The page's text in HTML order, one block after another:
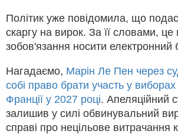
Політик уже повідомила, що
скаргу на вирок. За її словами, це
зобов'язання носити електронний
Нагадаємо, Марін Ле Пен через
собі право брати участь у
Франції у 2027 році. Апеляційний
залишив у силі обвинувальний
справі про нецільове витрачання